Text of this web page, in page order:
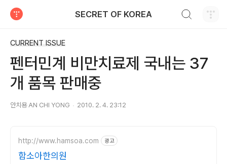
SECRET OF KOREA
CURRENT ISSUE
펜터민계 비만치료제 국내는 37
개 품목 판매중
안치용 AN CHI YONG 2010. 2. 4. 23:12
http://www.hamsoa.com 광고
함소아한의원